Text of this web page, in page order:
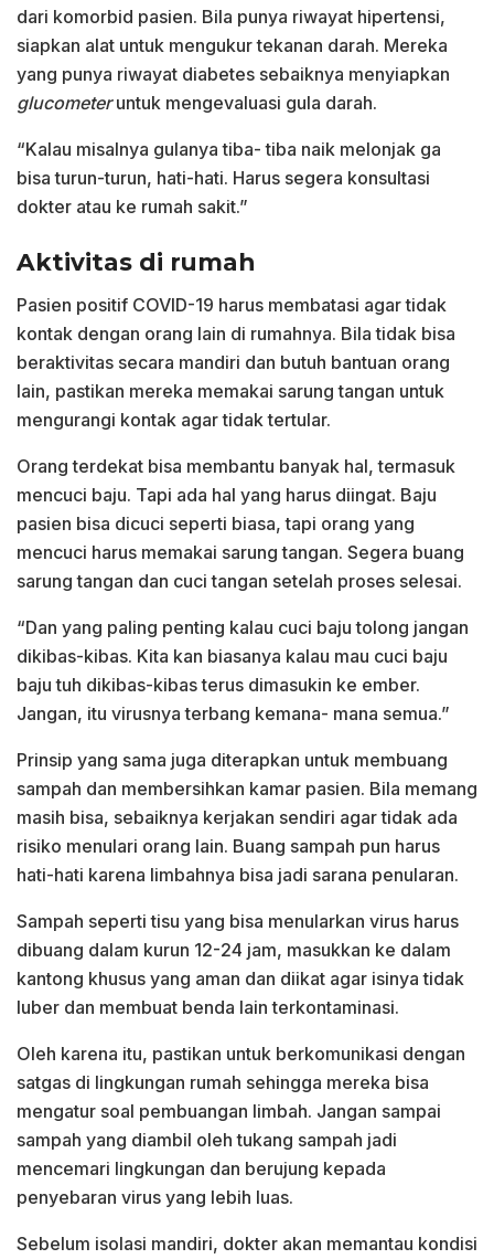
dari komorbid pasien. Bila punya riwayat hipertensi,
siapkan alat untuk mengukur tekanan darah. Mereka
yang punya riwayat diabetes sebaiknya menyiapkan
glucometeruntuk mengevaluasi gula darah.
“Kalau misalnya gulanya tiba- tiba naik melonjak ga
bisa turun-turun, hati-hati. Harus segera konsultasi
dokter atau ke rumah sakit.”
Aktivitas di rumah
Pasien positif COVID-19 harus membatasi agar tidak
kontak dengan orang lain di rumahnya. Bila tidak bisa
beraktivitas secara mandiri dan butuh bantuan orang
lain, pastikan mereka memakai sarung tangan untuk
mengurangi kontak agar tidak tertular.
Orang terdekat bisa membantu banyak hal, termasuk
mencuci baju. Tapi ada hal yang harus diingat. Baju
pasien bisa dicuci seperti biasa, tapi orang yang
mencuci harus memakai sarung tangan. Segera buang
sarung tangan dan cuci tangan setelah proses selesai.
“Dan yang paling penting kalau cuci baju tolong jangan
dikibas-kibas. Kita kan biasanya kalau mau cuci baju
baju tuh dikibas-kibas terus dimasukin ke ember.
Jangan, itu virusnya terbang kemana- mana semua.”
Prinsip yang sama juga diterapkan untuk membuang
sampah dan membersihkan kamar pasien. Bila memang
masih bisa, sebaiknya kerjakan sendiri agar tidak ada
risiko menulari orang lain. Buang sampah pun harus
hati-hati karena limbahnya bisa jadi sarana penularan.
Sampah seperti tisu yang bisa menularkan virus harus
dibuang dalam kurun 12-24 jam, masukkan ke dalam
kantong khusus yang aman dan diikat agar isinya tidak
luber dan membuat benda lain terkontaminasi.
Oleh karena itu, pastikan untuk berkomunikasi dengan
satgas di lingkungan rumah sehingga mereka bisa
mengatur soal pembuangan limbah. Jangan sampai
sampah yang diambil oleh tukang sampah jadi
mencemari lingkungan dan berujung kepada
penyebaran virus yang lebih luas.
Sebelum isolasi mandiri, dokter akan memantau kondisi